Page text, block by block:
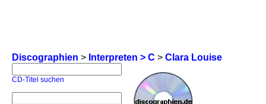
Discographien > Interpreten > C > Clara Louise
CD-Titel suchen